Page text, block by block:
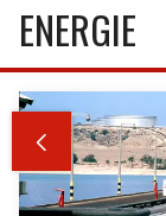
ENERGIE
